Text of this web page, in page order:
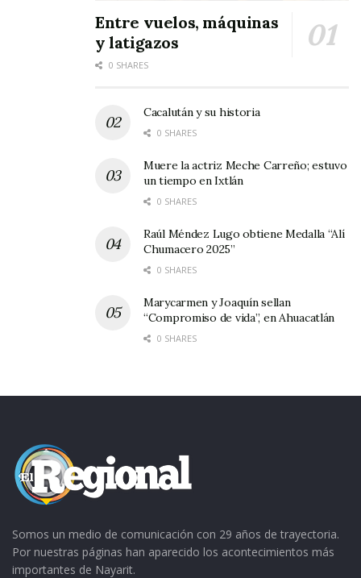
admiración. Quisiera verla en su silla
contándome historias y anécdotas. No puedo
acostumbrarme a su ausencia; pero me
nunca más. Mientras tanto, le pido que guíe mis
pasos, que ilumine mi senda… que me enseñe el
Entre vuelos, máquinas
y latigazos
0 SHARES
Cacalután y su historia
0 SHARES
Muere la actriz Meche Carreño; estuvo
un tiempo en Ixtlán
0 SHARES
Raúl Méndez Lugo obtiene Medalla “Alí
Chumacero 2025”
0 SHARES
Marycarmen y Joaquín sellan
“Compromiso de vida”, en Ahuacatlán
0 SHARES
Somos un medio de comunicación con 29 años de trayectoria.
Por nuestras páginas han aparecido los acontecimientos más
importantes de Nayarit.